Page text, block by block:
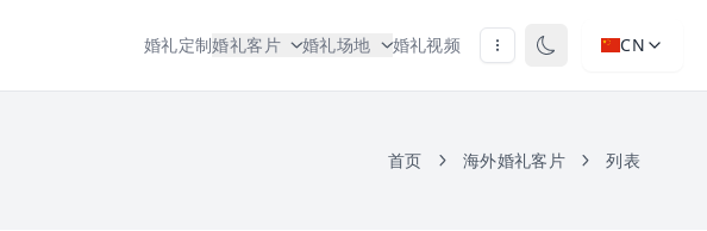
CN
婚礼定制婚礼客片 婚礼场地 婚礼视频
首页 海外婚礼客片 列表